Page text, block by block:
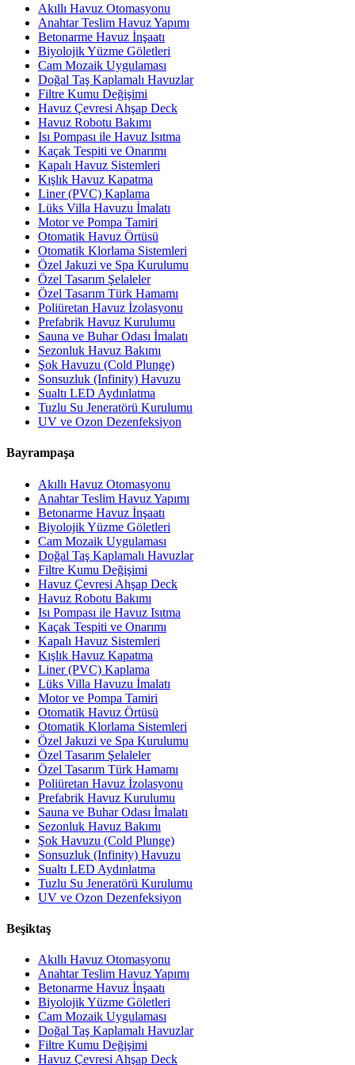
Akıllı Havuz Otomasyonu
Anahtar Teslim Havuz Yapımı
Betonarme Havuz İnşaatı
Biyolojik Yüzme Göletleri
Cam Mozaik Uygulaması
Doğal Taş Kaplamalı Havuzlar
Filtre Kumu Değişimi
Havuz Çevresi Ahşap Deck
Havuz Robotu Bakımı
Isı Pompası ile Havuz Isıtma
Kaçak Tespiti ve Onarımı
Kapalı Havuz Sistemleri
Kışlık Havuz Kapatma
Liner (PVC) Kaplama
Lüks Villa Havuzu İmalatı
Motor ve Pompa Tamiri
Otomatik Havuz Örtüsü
Otomatik Klorlama Sistemleri
Özel Jakuzi ve Spa Kurulumu
Özel Tasarım Şelaleler
Özel Tasarım Türk Hamamı
Poliüretan Havuz İzolasyonu
Prefabrik Havuz Kurulumu
Sauna ve Buhar Odası İmalatı
Sezonluk Havuz Bakımı
Şok Havuzu (Cold Plunge)
Sonsuzluk (Infinity) Havuzu
Sualtı LED Aydınlatma
Tuzlu Su Jeneratörü Kurulumu
UV ve Ozon Dezenfeksiyon
Bayrampaşa
Akıllı Havuz Otomasyonu
Anahtar Teslim Havuz Yapımı
Betonarme Havuz İnşaatı
Biyolojik Yüzme Göletleri
Cam Mozaik Uygulaması
Doğal Taş Kaplamalı Havuzlar
Filtre Kumu Değişimi
Havuz Çevresi Ahşap Deck
Havuz Robotu Bakımı
Isı Pompası ile Havuz Isıtma
Kaçak Tespiti ve Onarımı
Kapalı Havuz Sistemleri
Kışlık Havuz Kapatma
Liner (PVC) Kaplama
Lüks Villa Havuzu İmalatı
Motor ve Pompa Tamiri
Otomatik Havuz Örtüsü
Otomatik Klorlama Sistemleri
Özel Jakuzi ve Spa Kurulumu
Özel Tasarım Şelaleler
Özel Tasarım Türk Hamamı
Poliüretan Havuz İzolasyonu
Prefabrik Havuz Kurulumu
Sauna ve Buhar Odası İmalatı
Sezonluk Havuz Bakımı
Şok Havuzu (Cold Plunge)
Sonsuzluk (Infinity) Havuzu
Sualtı LED Aydınlatma
Tuzlu Su Jeneratörü Kurulumu
UV ve Ozon Dezenfeksiyon
Beşiktaş
Akıllı Havuz Otomasyonu
Anahtar Teslim Havuz Yapımı
Betonarme Havuz İnşaatı
Biyolojik Yüzme Göletleri
Cam Mozaik Uygulaması
Doğal Taş Kaplamalı Havuzlar
Filtre Kumu Değişimi
Havuz Çevresi Ahşap Deck